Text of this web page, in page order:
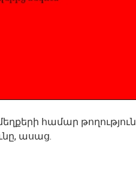
համար թողություն
ասաց.